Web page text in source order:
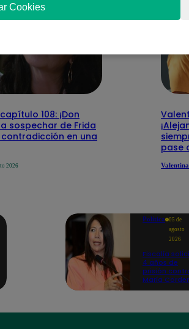
108: ¡Don
sospechar de Frida
en una
2026
pase
Política
05 de
agosto
2026
Fiscalía
4 años de
prisión
María
Cookies